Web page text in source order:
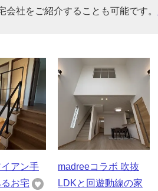
会社をご紹介することも可能です。
アン手
お宅
madreeコラボ 吹抜
LDKと回遊動線の家